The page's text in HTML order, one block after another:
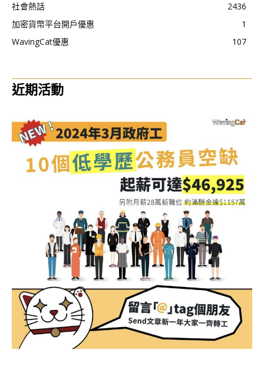
社會熱話
2436
加密貨幣平台開戶優惠
1
WavingCat優惠
107
近期活動